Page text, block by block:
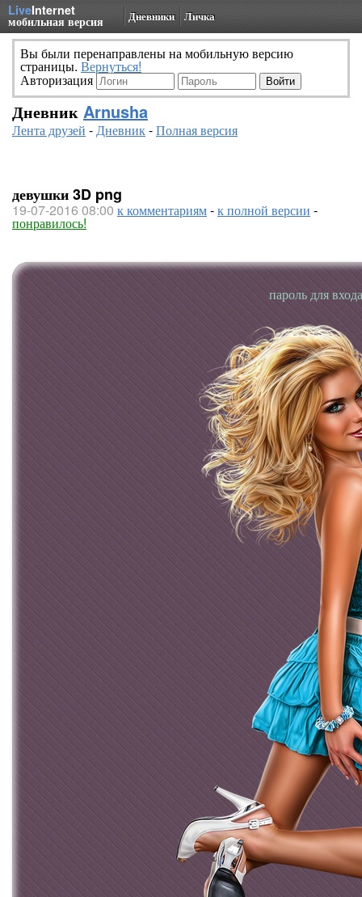
LiveInternet
мобильная версия Дневники Личка
Вы были перенаправлены на мобильную версию
страницы. Вернуться!
Авторизация
Дневник Arnusha
Лента друзей -Дневник-Полная версия
девушки 3D png
19-07-2016 08:00 к комментариям-к полной версии -
понравилось!
пароль для